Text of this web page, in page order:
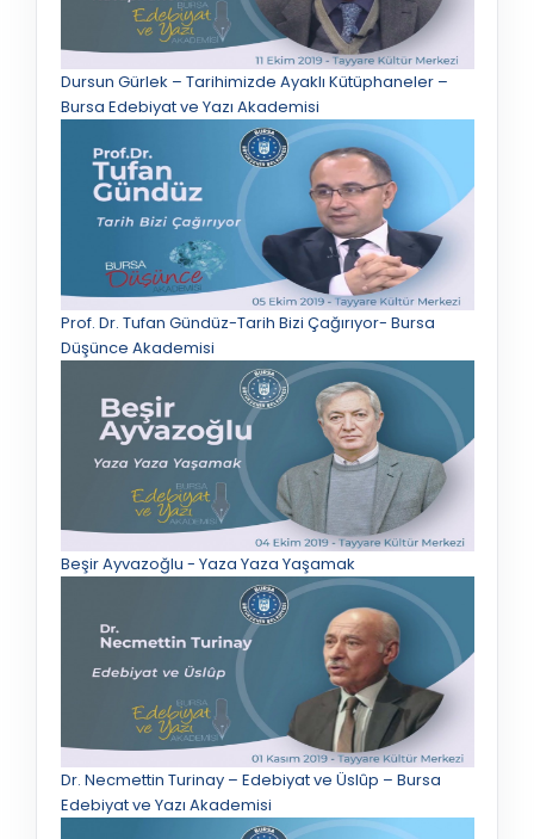
Dursun Gürlek – Tarihimizde Ayaklı Kütüphaneler –
Bursa Edebiyat ve Yazı Akademisi
Prof. Dr. Tufan Gündüz-Tarih Bizi Çağırıyor- Bursa
Düşünce Akademisi
Beşir Ayvazoğlu - Yaza Yaza Yaşamak
Dr. Necmettin Turinay – Edebiyat ve Üslûp – Bursa
Edebiyat ve Yazı Akademisi